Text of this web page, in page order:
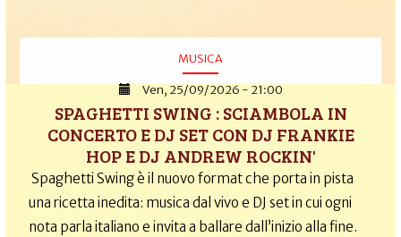
MUSICA
Ven, 25/09/2026 - 21:00
SPAGHETTI SWING : SCIAMBOLA IN
CONCERTO E DJ SET CON DJ FRANKIE
HOP E DJ ANDREW ROCKIN'
Spaghetti Swing è il nuovo format che porta in pista
una ricetta inedita: musica dal vivo e DJ set in cui ogni
nota parla italiano e invita a ballare dall’inizio alla fine.